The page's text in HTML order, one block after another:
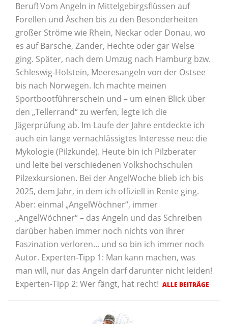
Beruf! Vom Angeln in Mittelgebirgsflüssen auf
Forellen und Äschen bis zu den Besonderheiten
großer Ströme wie Rhein, Neckar oder Donau, wo
es auf Barsche, Zander, Hechte oder gar Welse
ging. Später, nach dem Umzug nach Hamburg bzw.
Schleswig-Holstein, Meeresangeln von der Ostsee
bis nach Norwegen. Ich machte meinen
Sportbootführerschein und – um einen Blick über
den „Tellerrand“ zu werfen, legte ich die
Jägerprüfung ab. Im Laufe der Jahre entdeckte ich
auch ein lange vernachlässigtes Interesse neu: die
Mykologie (Pilzkunde). Heute bin ich Pilzberater
und leite bei verschiedenen Volkshochschulen
Pilzexkursionen. Bei der AngelWoche blieb ich bis
2025, dem Jahr, in dem ich offiziell in Rente ging.
Aber: einmal „AngelWöchner“, immer
„AngelWöchner“ – das Angeln und das Schreiben
darüber haben immer noch nichts von ihrer
Faszination verloren... und so bin ich immer noch
Autor. Experten-Tipp 1: Man kann machen, was
man will, nur das Angeln darf darunter nicht leiden!
Experten-Tipp 2: Wer fängt, hat recht! ALLE BEITRÄGE